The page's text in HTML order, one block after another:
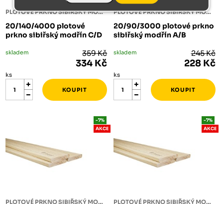
PLOTOVÉ PRKNO SIBIŘSKÝ MODŘÍN
20/140/4000 plotové
prkno sibiřský modřín C/D
skladem 359 Kč
334 Kč
ks
PLOTOVÉ PRKNO SIBIŘSKÝ MODŘÍN
20/90/3000 plotové prkno
sibiřský modřín A/B
skladem 245 Kč
228 Kč
ks
PLOTOVÉ PRKNO SIBIŘSKÝ MODŘÍN
-7%
AKCE
PLOTOVÉ PRKNO SIBIŘSKÝ MODŘÍN
-7%
AKCE